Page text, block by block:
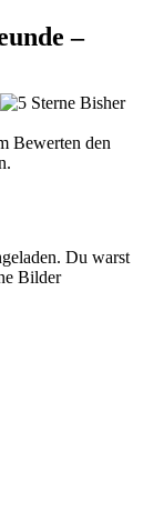
–
Bisher
Bewerten den
Du warst
Bilder